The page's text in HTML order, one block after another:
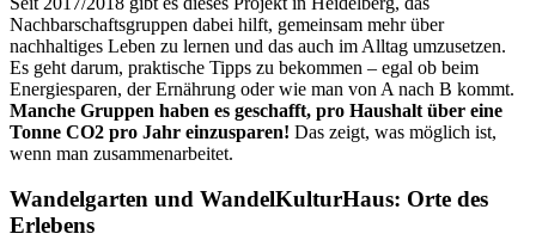
Nachbarschaftsgruppen dabei hilft, gemeinsam mehr über
nachhaltiges Leben zu lernen und das auch im Alltag umzusetzen.
Es geht darum, praktische Tipps zu bekommen – egal ob beim
Energiesparen, der Ernährung oder wie man von A nach B kommt.
Manche Gruppen haben es geschafft, pro Haushalt über eine
Tonne CO2 pro Jahr einzusparen! Das zeigt, was möglich ist,
wenn man zusammenarbeitet.
Wandelgarten und WandelKulturHaus: Orte des
Erlebens